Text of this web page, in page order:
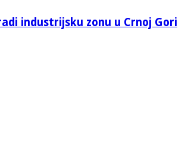
industrijsku zonu u Crnoj Gori